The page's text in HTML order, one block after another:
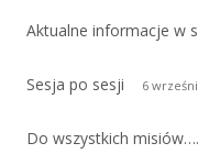
Aktualne informacje w
Sesja po sesji 6
Do wszystkich misiów….